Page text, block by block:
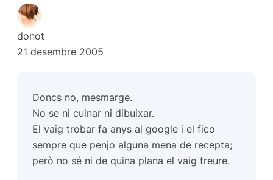
donot
21 desembre 2005
Doncs no, mesmarge.
No se ni cuinar ni dibuixar.
El vaig trobar fa anys al google i el fico
sempre que penjo alguna mena de recepta;
però no sé ni de quina plana el vaig treure.